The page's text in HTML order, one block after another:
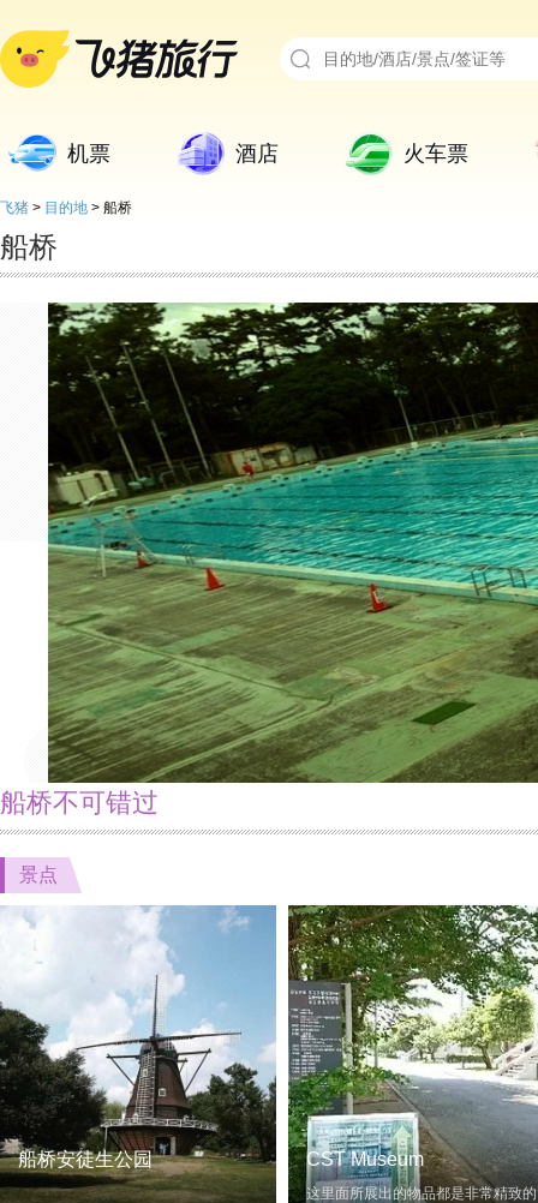
机票 酒店 火车票
飞猪 > 目的地 > 船桥
船桥
船桥不可错过
景点
船桥安徒生公园 CST Museum
这里面所展出的物品都是非常精致的